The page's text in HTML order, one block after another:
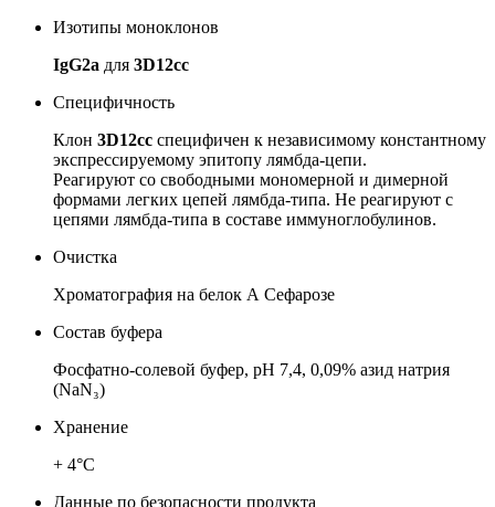
Изотипы моноклонов
IgG2a для 3D12cc
Специфичность
Клон 3D12cc специфичен к независимому константному
экспрессируемому эпитопу лямбда-цепи.
Реагируют со свободными мономерной и димерной
формами легких цепей лямбда-типа. Не реагируют с
цепями лямбда-типа в составе иммуноглобулинов.
Очистка
Хроматография на белок А Сефарозе
Состав буфера
Фосфатно-солевой буфер, pH 7,4, 0,09% азид натрия
(NaN₃)
Хранение
+ 4°C
Данные по безопасности продукта